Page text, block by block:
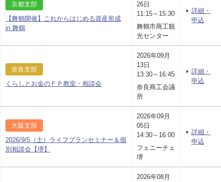
京都支部
【舞鶴開催】これからはじめる資産形成
in 舞鶴
26日
11:15～15:30
舞鶴市商工観
光センター
詳細・
申込
奈良支部
くらしとお金のＦＰ教室・相談会
2026年09月
13日
13:30～16:45
奈良商工会議
所
詳細・
申込
大阪支部
2026/9/5（土）ライフプランセミナー＆個
別相談会【堺】
2026年09月
05日
14:30～16:00
フェニーチェ
堺
詳細・
申込
2026年08月